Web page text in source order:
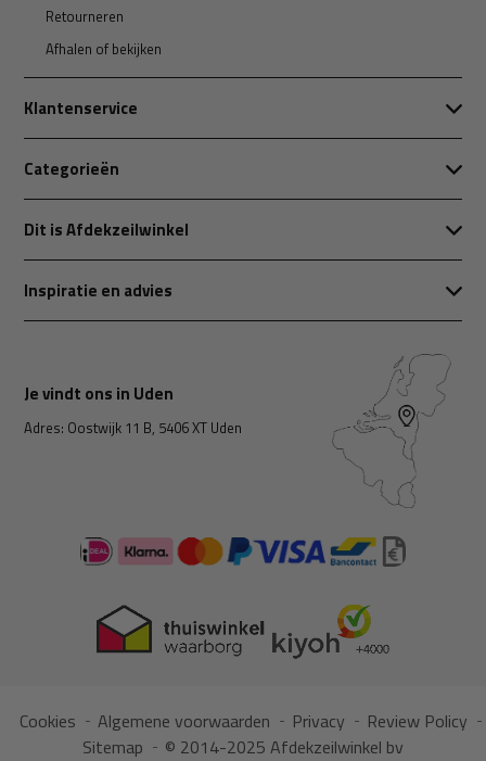
Retourneren
Afhalen of bekijken
Klantenservice
Categorieën
Dit is Afdekzeilwinkel
Inspiratie en advies
Je vindt ons in Uden
Adres: Oostwijk 11 B, 5406 XT Uden
Cookies Algemene voorwaarden Privacy
Review Policy
Sitemap
© 2014-2025 Afdekzeilwinkel bv